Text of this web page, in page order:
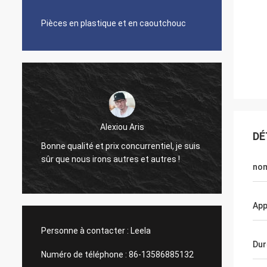
Pièces en plastique et en caoutchouc
Alexiou Aris
Bonne qualité et prix concurrentiel, je suis
sûr que nous irons autres et autres !
Personne à contacter : Leela
Numéro de téléphone : 86-13586885132